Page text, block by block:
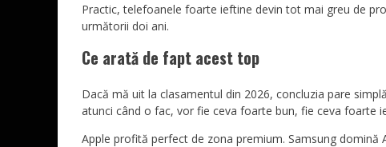
Practic, telefoanele foarte ieftine devin tot mai greu de
următorii doi ani.
Ce arată de fapt acest top
Dacă mă uit la clasamentul din 2026, concluzia pare
atunci când o fac, vor fie ceva foarte bun, fie ceva foarte
Apple profită perfect de zona premium. Samsung